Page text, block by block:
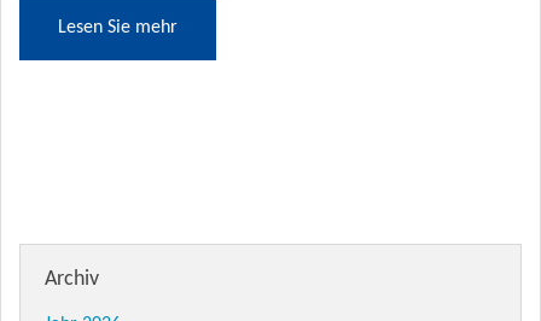
Lesen Sie mehr
Archiv